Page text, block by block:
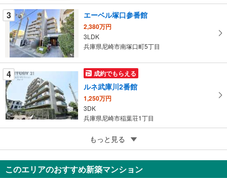
ー
ジ
に
保
存
す
る
3 エーベル塚口参番館
2,380万円
3LDK
兵庫県尼崎市南塚口町5丁目
4 成約でもらえる
ルネ武庫川2番館
1,250万円
3DK
兵庫県尼崎市稲葉荘1丁目
成約でもらえる
武庫之荘パークマンション
980万円
3LDK
もっと見る
このエリアのおすすめ新築マンション